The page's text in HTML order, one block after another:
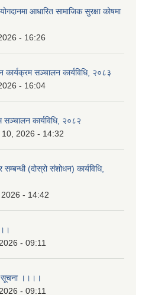
आधारित सामाजिक सुरक्षा कोषमा
- 16:26
कार्यक्रम सञ्चालन कार्यविधि, २०८३
- 16:04
सञ्चालन कार्यविधि, २०८२
2026 - 14:32
(दोस्रो संशोधन) कार्यविधि,
- 14:42
- 09:11
सूचना ।।।।
- 09:11